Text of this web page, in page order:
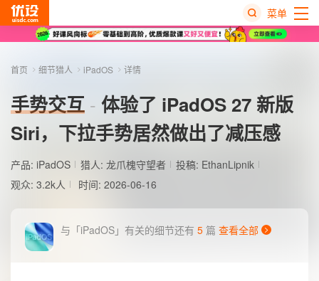
菜单
首页 细节猎人 iPadOS 详情
手势交互
体验了 iPadOS 27 新版
Siri，下拉手势居然做出了减压感
产品: iPadOS 猎人: 龙爪槐守望者
投稿: EthanLipnik
观众: 3.2k人
时间: 2026-06-16
与「iPadOS」有关的细节还有 5 篇 查看全部